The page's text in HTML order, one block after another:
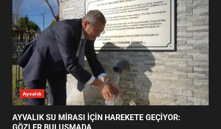
1
AYVALIK SU MİRASI İÇİN
HAREKETE GEÇİYOR: GÖZLER
BULUŞMADA
2
ESA 2026’DA TÜRK BAHARATI
NEYİ TEMSİL ETTİ?
Ayvalık
AYVALIK SU MİRASI İÇİN HAREKETE GEÇİYOR: